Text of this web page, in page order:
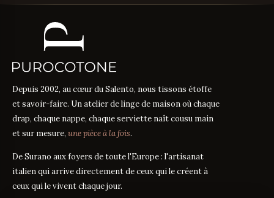
Depuis 2002, au cœur du Salento, nous tissons étoffe
et savoir-faire. Un atelier de linge de maison où chaque
drap, chaque nappe, chaque serviette naît cousu main
et sur mesure, une pièce à la fois.
De Surano aux foyers de toute l'Europe : l'artisanat
italien qui arrive directement de ceux qui le créent à
ceux qui le vivent chaque jour.